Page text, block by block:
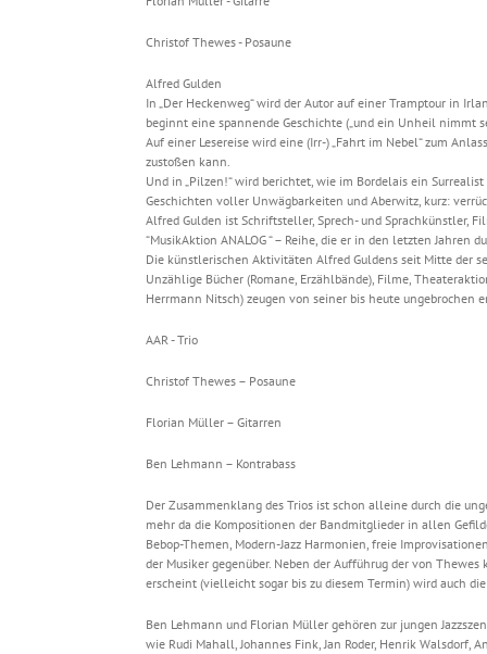
Christof Thewes - Posaune
Alfred Gulden
In „Der Heckenweg“ wird der Autor auf einer Tramptour in
beginnt eine spannende Geschichte („und ein Unheil nimmt
Auf einer Lesereise wird eine (Irr-) „Fahrt im Nebel“ zum
zustoßen kann.
Und in „Pilzen!“ wird berichtet, wie im Bordelais ein
Geschichten voller Unwägbarkeiten und Aberwitz, kurz:
Alfred Gulden ist Schriftsteller, Sprech- und Sprachkünstler,
“MusikAktion ANALOG “ – Reihe, die er in den letzten
Die künstlerischen Aktivitäten Alfred Guldens seit Mitte der
Unzählige Bücher (Romane, Erzählbände), Filme,
Herrmann Nitsch) zeugen von seiner bis heute ungebrochen
AAR - Trio
Christof Thewes – Posaune
Florian Müller – Gitarren
Ben Lehmann – Kontrabass
Der Zusammenklang des Trios ist schon alleine durch die
mehr da die Kompositionen der Bandmitglieder in allen
Bebop-Themen, Modern-Jazz Harmonien, freie
der Musiker gegenüber. Neben der Aufführug der von Thewes
erscheint (vielleicht sogar bis zu diesem Termin) wird auch
Ben Lehmann und Florian Müller gehören zur jungen
wie Rudi Mahall, Johannes Fink, Jan Roder, Henrik Walsdorf,